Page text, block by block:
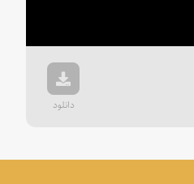
Video
دانلود